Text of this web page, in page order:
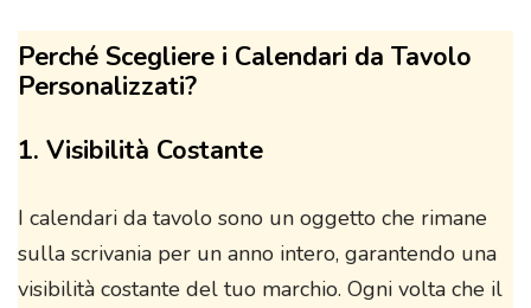
Perché Scegliere i Calendari da Tavolo
Personalizzati?
1. Visibilità Costante
I calendari da tavolo sono un oggetto che rimane
sulla scrivania per un anno intero, garantendo una
visibilità costante del tuo marchio. Ogni volta che il